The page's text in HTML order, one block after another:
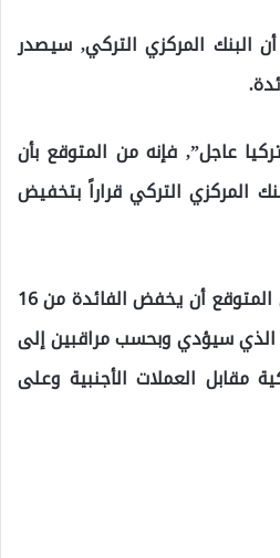
أن البنك المركزي التركي, سيصدر
عاجل”, فإنه من المتوقع بأن
المركزي التركي قراراً بتخفيض
وبحسب التقديرات فإنه من المتوقع أن يخفض الفائدة من 16
الأمر الذي سيؤدي وبحسب مراقبين إلى
مقابل العملات الأجنبية وعلى